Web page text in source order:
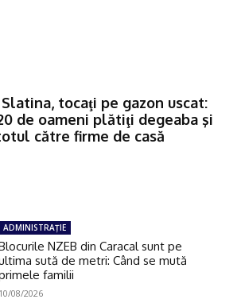
tocaţi pe gazon uscat:
de oameni plătiţi degeaba şi
către firme de casă
ADMINISTRAŢIE
NZEB din Caracal sunt pe
sută de metri: Când se mută
familii
10/08/2026